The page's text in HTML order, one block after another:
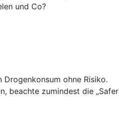
und Co?
Drogenkonsum ohne Risiko.
beachte zumindest die „Safer